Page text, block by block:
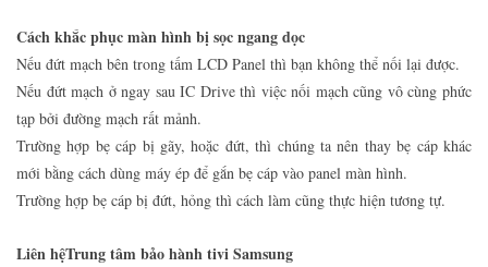
Cách khắc phục màn hình bị sọc ngang dọc
Nếu đứt mạch bên trong tấm LCD Panel thì bạn không thể nối lại được.
Nếu đứt mạch ở ngay sau IC Drive thì việc nối mạch cũng vô cùng phức
tạp bởi đường mạch rất mảnh.
Trường hợp bẹ cáp bị gãy, hoặc đứt, thì chúng ta nên thay bẹ cáp khác
mới bằng cách dùng máy ép để gắn bẹ cáp vào panel màn hình.
Trường hợp bẹ cáp bị đứt, hỏng thì cách làm cũng thực hiện tương tự.
Liên hệTrung tâm bảo hành tivi Samsung